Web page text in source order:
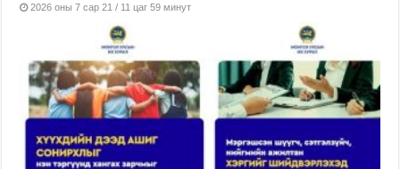
2026 оны 7 сар 21 / 11 цаг 59 минут